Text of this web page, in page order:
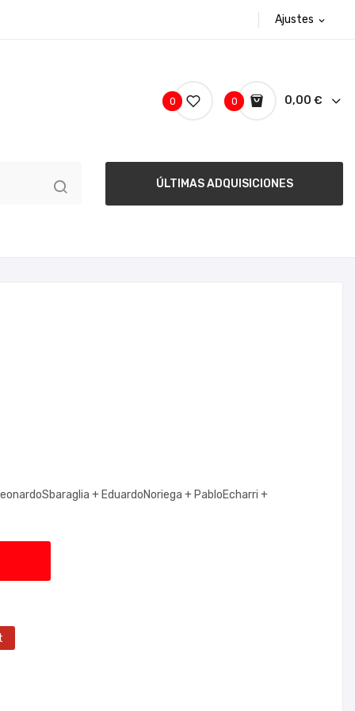
Ajustes expand_more
0 0,00 €
0
ÚLTIMAS ADQUISICIONES
+ EduardoNoriega + PabloEcharri +